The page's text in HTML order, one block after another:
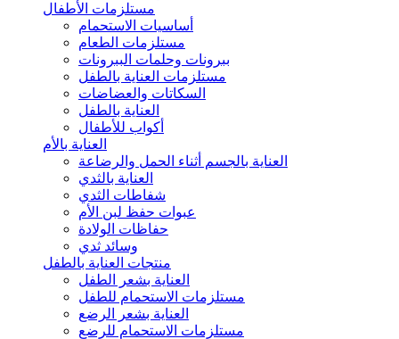
مستلزمات الأطفال
أساسيات الاستحمام
مستلزمات الطعام
ببرونات وحلمات الببرونات
مستلزمات العناية بالطفل
السكاتات والعضاضات
العناية بالطفل
أكواب للأطفال
العناية بالأم
العناية بالجسم أثناء الحمل والرضاعة
العناية بالثدي
شفاطات الثدي
عبوات حفظ لبن الأم
حفاظات الولادة
وسائد ثدي
منتجات العناية بالطفل
العناية بشعر الطفل
مستلزمات الاستحمام للطفل
العناية بشعر الرضع
مستلزمات الاستحمام للرضع